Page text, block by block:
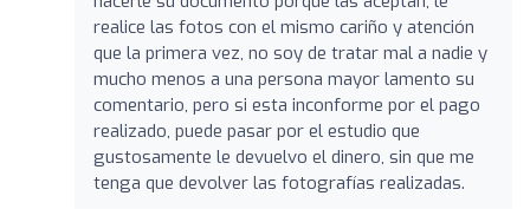
realice las fotos con el mismo cariño y atención
que la primera vez, no soy de tratar mal a nadie y
mucho menos a una persona mayor lamento su
comentario, pero si esta inconforme por el pago
realizado, puede pasar por el estudio que
gustosamente le devuelvo el dinero, sin que me
tenga que devolver las fotografías realizadas.